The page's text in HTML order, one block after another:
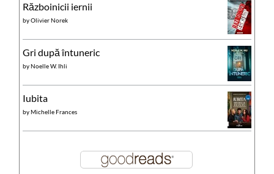
Războinicii iernii
byOlivier Norek
Gri după întuneric
byNoelle W. Ihli
Iubita
byMichelle Frances